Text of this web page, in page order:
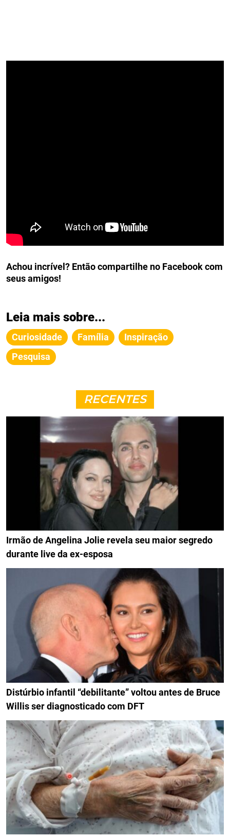
Achou incrível? Então compartilhe no Facebook com
seus amigos!
Leia mais sobre...
Curiosidade Família
Inspiração
Pesquisa
RECENTES
Irmão de Angelina Jolie revela seu maior segredo
durante live da ex-esposa
Distúrbio infantil “debilitante” voltou antes de Bruce
Willis ser diagnosticado com DFT